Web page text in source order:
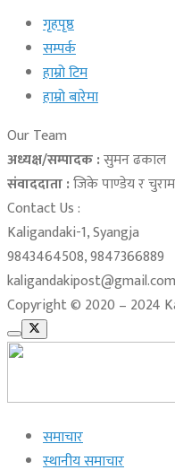
गृहपृष्ठ
सम्पर्क
हाम्रो टिम
हाम्रो बारेमा
Our Team
अध्यक्ष/सम्पादक :सुमन ढकाल
संवाददाता :जिके पाण्डेय र
Contact Us :
Kaligandaki-1, Syangja
9843464508, 9847366889
kaligandakipost@gmail.com
Copyright © 2020 – 2024
समाचार
स्थानीय समाचार